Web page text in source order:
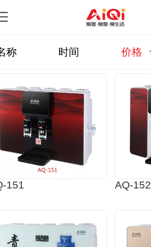
称 时间 价格
151 AQ-152